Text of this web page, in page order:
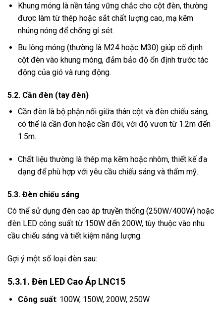
Khung móng là nền tảng vững chắc cho cột đèn, thường
được làm từ thép hoặc sắt chất lượng cao, mạ kẽm
nhúng nóng để chống gỉ sét.
Bu lông móng (thường là M24 hoặc M30) giúp cố định
cột đèn vào khung móng, đảm bảo độ ổn định trước tác
động của gió và rung động.
5.2. Cần đèn (tay đèn)
Cần đèn là bộ phận nối giữa thân cột và đèn chiếu sáng,
có thể là cần đơn hoặc cần đôi, với độ vươn từ 1.2m đến
1.5m.
Chất liệu thường là thép mạ kẽm hoặc nhôm, thiết kế đa
dạng để phù hợp với yêu cầu chiếu sáng và thẩm mỹ.
5.3. Đèn chiếu sáng
Có thể sử dụng đèn cao áp truyền thống (250W/400W) hoặc
đèn LED công suất từ 150W đến 200W, tùy thuộc vào nhu
cầu chiếu sáng và tiết kiệm năng lượng.
Gợi ý một số loại đèn sau:
5.3.1. Đèn LED Cao Áp LNC15
Công suất: 100W, 150W, 200W, 250W